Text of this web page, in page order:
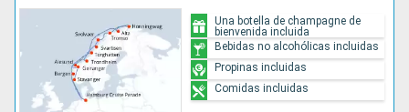
Una botella de champagne de
bienvenida incluida
Bebidas no alcohólicas incluidas
Propinas incluidas
Comidas incluidas